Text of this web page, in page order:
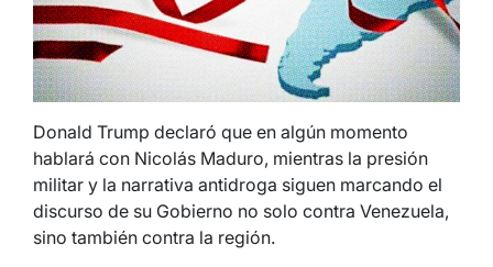
Donald Trump declaró que en algún momento
hablará con Nicolás Maduro, mientras la presión
militar y la narrativa antidroga siguen marcando el
discurso de su Gobierno no solo contra Venezuela,
sino también contra la región.